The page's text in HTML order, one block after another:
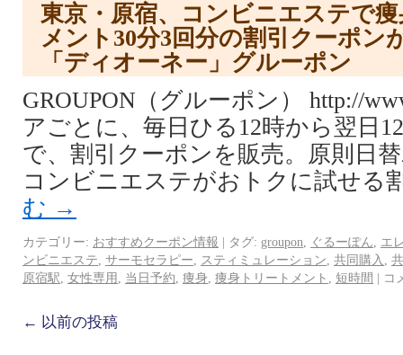
東京・原宿、コンビニエステで
メント30分3回分の割引クーポン
「ディオーネー」グルーポン
GROUPON（グルーポン） http://
アごとに、毎日ひる12時から翌日
で、割引クーポンを販売。原則日
コンビニエステがおトクに試せ
む →
カテゴリー: おすすめクーポン情報 | タグ: groupon ぐるーぽん
エ
ンビニエステ サーモセラピー スティミュレーション 共同購入
原宿駅 女性専用 当日予約 痩身 痩身トリートメント 短時間 | コ
← 以前の投稿